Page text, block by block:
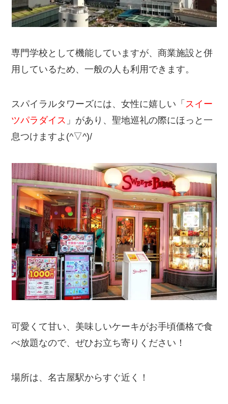
専門学校として機能していますが、商業施設と併
用しているため、一般の人も利用できます。
スパイラルタワーズには、女性に嬉しい「 スイー
ツパラダイス 」があり、聖地巡礼の際にほっと一
息つけますよ(^▽^)/
可愛くて甘い、美味しいケーキがお手頃価格で食
べ放題なので、ぜひお立ち寄りください！
場所は、名古屋駅からすぐ近く！